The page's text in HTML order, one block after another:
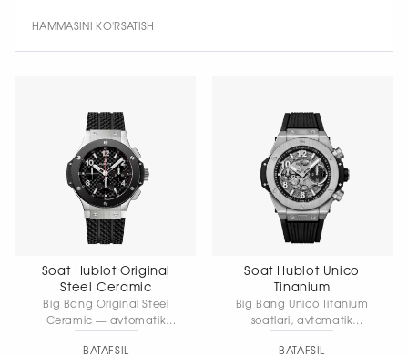
HAMMASINI KO'RSATISH
Soat Hublot Original
Steel Ceramic
Big Bang Original Steel
Ceramic — avtomatik
xronograf bo‘lib, korpus
BATAFSIL
Soat Hublot Unico
Tinanium
Big Bang Unico Titanium
soatlari, avtomatik
mexanizm, diametri 44
BATAFSIL